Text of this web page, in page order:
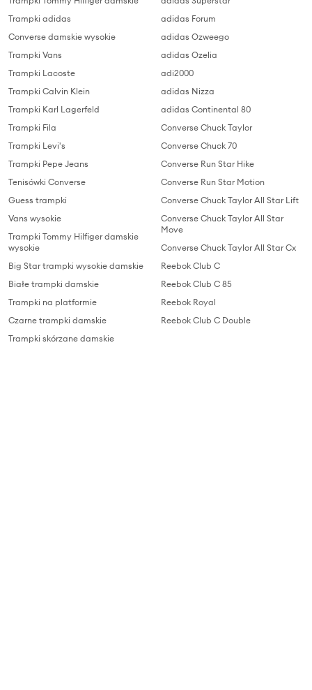
Trampki adidas
Converse damskie wysokie
Trampki Vans
Trampki Lacoste
Trampki Calvin Klein
Trampki Karl Lagerfeld
Trampki Fila
Trampki Levi's
Trampki Pepe Jeans
Tenisówki Converse
Guess trampki
Vans wysokie
Trampki Tommy Hilfiger damskie
wysokie
Big Star trampki wysokie damskie
Białe trampki damskie
Trampki na platformie
Czarne trampki damskie
Trampki skórzane damskie
adidas Forum
adidas Ozweego
adidas Ozelia
adi2000
adidas Nizza
adidas Continental 80
Converse Chuck Taylor
Converse Chuck 70
Converse Run Star Hike
Converse Run Star Motion
Converse Chuck Taylor All Star Lift
Converse Chuck Taylor All Star
Move
Converse Chuck Taylor All Star Cx
Reebok Club C
Reebok Club C 85
Reebok Royal
Reebok Club C Double